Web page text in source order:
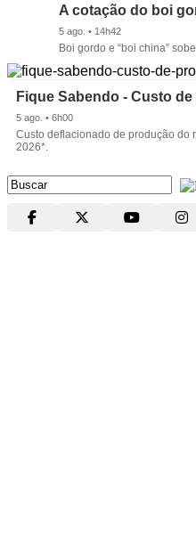
A cotação do boi
5 ago. • 14h42
Boi gordo e “boi china”
Fique Sabendo - Custo
5 ago. • 6h00
Custo deflacionado de produção do
2026*.